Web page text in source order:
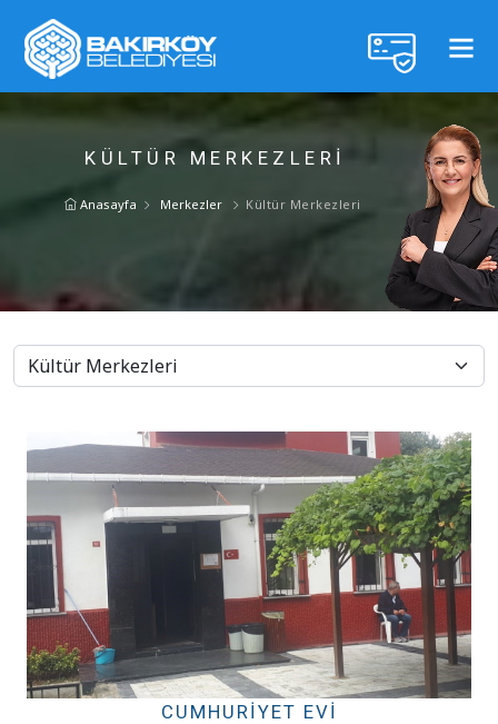
KÜLTÜR MERKEZLERI
Anasayfa Merkezler Kültür Merkezleri
CUMHURIYET EVI